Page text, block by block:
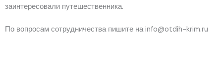
заинтересовали путешественника.
По вопросам сотрудничества пишите на info@otdih-krim.ru